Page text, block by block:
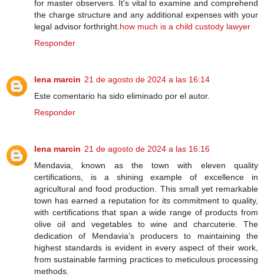
for master observers. It's vital to examine and comprehend
the charge structure and any additional expenses with your
legal advisor forthright.how much is a child custody lawyer
Responder
lena marcin 21 de agosto de 2024 a las 16:14
Este comentario ha sido eliminado por el autor.
Responder
lena marcin 21 de agosto de 2024 a las 16:16
Mendavia, known as the town with eleven quality
certifications, is a shining example of excellence in
agricultural and food production. This small yet remarkable
town has earned a reputation for its commitment to quality,
with certifications that span a wide range of products from
olive oil and vegetables to wine and charcuterie. The
dedication of Mendavia’s producers to maintaining the
highest standards is evident in every aspect of their work,
from sustainable farming practices to meticulous processing
methods.